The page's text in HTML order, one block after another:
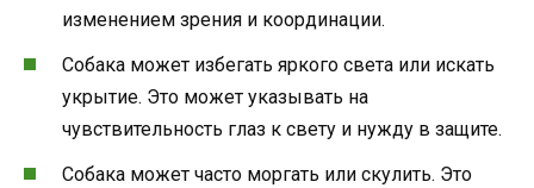
изменением зрения и координации.
Собака может избегать яркого света или искать
укрытие. Это может указывать на
чувствительность глаз к свету и нужду в защите.
Собака может часто моргать или скулить. Это